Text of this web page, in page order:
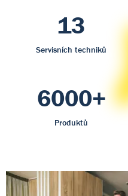
13
Servisních techniků
6000+
Produktů